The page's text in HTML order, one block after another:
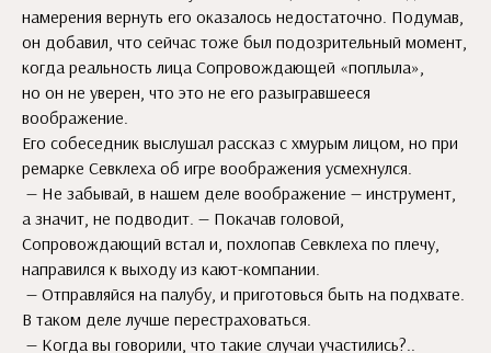
намерения вернуть его оказалось недостаточно. Подумав,
он добавил, что сейчас тоже был подозрительный момент,
когда реальность лица Сопровождающей «поплыла»,
но он не уверен, что это не его разыгравшееся
воображение.
Его собеседник выслушал рассказ с хмурым лицом, но при
ремарке Севклеха об игре воображения усмехнулся.
— Не забывай, в нашем деле воображение — инструмент,
а значит, не подводит. — Покачав головой,
Сопровождающий встал и, похлопав Севклеха по плечу,
направился к выходу из кают-компании.
— Отправляйся на палубу, и приготовься быть на подхвате.
В таком деле лучше перестраховаться.
— Когда вы говорили, что такие случаи участились?..